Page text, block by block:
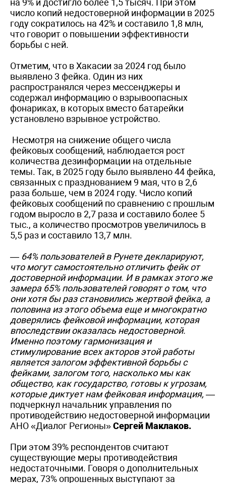
на 9% и достигло более 1,5 тысяч. При этом
число копий недостоверной информации в 2025
году сократилось на 42% и составило 1,8 млн,
что говорит о повышении эффективности
борьбы с ней.
Отметим, что в Хакасии за 2024 год было
выявлено 3 фейка. Один из них
распространялся через мессенджеры и
содержал информацию о взрывоопасных
фонариках, в которых вместо батарейки
установлено взрывное устройство.
Несмотря на снижение общего числа
фейковых сообщений, наблюдается рост
количества дезинформации на отдельные
темы. Так, в 2025 году было выявлено 44 фейка,
связанных с празднованием 9 мая, что в 2,6
раза больше, чем в 2024 году. Число копий
фейковых сообщений по сравнению с прошлым
годом выросло в 2,7 раза и составило более 5
тыс., а количество просмотров увеличилось в
5,5 раз и составило 13,7 млн.
— 64% пользователей в Рунете декларируют,
что могут самостоятельно отличить фейк от
достоверной информации. И в рамках этого же
замера 65% пользователей говорят о том, что
они хотя бы раз становились жертвой фейка, а
половина из этого объема еще и многократно
доверялись фейковой информации, которая
впоследствии оказалась недостоверной.
Именно поэтому гармонизация и
стимулирование всех акторов этой работы
является залогом эффективной борьбы с
фейками, залогом того, насколько мы как
общество, как государство, готовы к угрозам,
которые диктует нам фейковая информация, —
подчеркнул начальник управления по
противодействию недостоверной информации
АНО «Диалог Регионы»Сергей Маклаков.
При этом 39% респондентов считают
существующие меры противодействия
недостаточными. Говоря о дополнительных
мерах, 73% опрошенных выступают за